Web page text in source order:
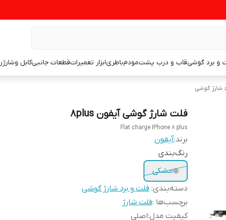
و برد گوشیقاب و درب پشتمودمباطریابزار تعمیراتقطعات جانبیکابل وشارژر
شارژ گوشی
فلت شارژ گوشی آیفون 8plus
Flat charge IPhone 8 plus
برند:آیفون
رنگ‌بندی
مشکی
دسته‌بندی: فلت و برد شارژ گوشی
برچسب‌ها :فلت شارژ
کیفیت مدل:اصلی